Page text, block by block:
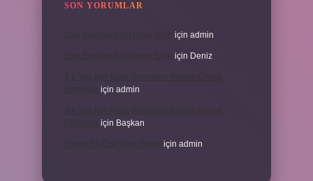
SON YORUMLAR
için admin
için Deniz
için admin
için Başkan
için admin